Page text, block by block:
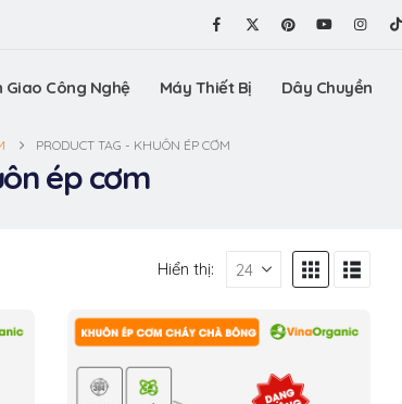
Giao Công Nghệ Máy Thiết Bị Dây Chuyền
PRODUCT TAG - KHUÔN ÉP CƠM
ép cơm
Hiển thị: